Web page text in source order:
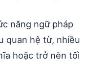
năng ngữ pháp
quan hệ từ, nhiều
hoặc trở nên tối